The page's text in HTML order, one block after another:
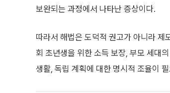
보완되는 과정에서 나타난 증상이다.
따라서 해법은 도덕적 권고가 아니라 제
회 초년생을 위한 소득 보장, 부모 세대
생활, 독립 계획에 대한 명시적 조율이